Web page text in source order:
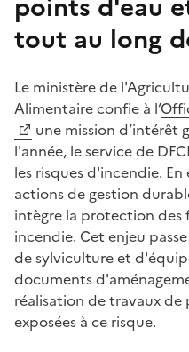
tout au long
Le ministère de
Alimentaire confie à l’
une mission d’intérêt
l'année, le service de
les risques d'incendie.
actions de gestion
intègre la protection des
incendie. Cet enjeu
de sylviculture et
documents
réalisation de travaux
exposées à ce risque.